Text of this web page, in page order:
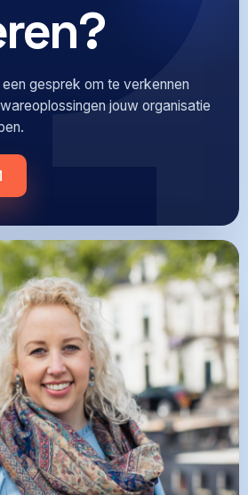
gesprek om te verkennen
jouw organisatie